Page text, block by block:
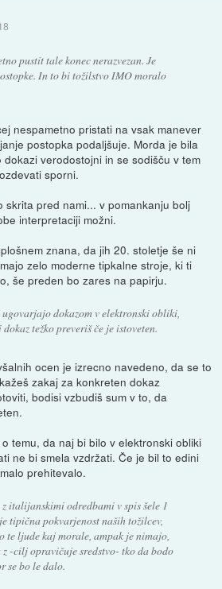
pustit tale konec nerazvezan. Je
In to bi tožilstvo IMO moralo
nespametno pristati na vsak manever
postopka podaljšuje. Morda je bila
verodostojni in se sodišču v tem
sporni.
skrita pred nami... v pomankanju bolj
interpretaciji možni.
znana, da jih 20. stoletje še ni
zelo moderne tipkalne stroje, ki ti
še preden bo zares na papirju.
dokazom v elektronski obliki,
težko preveriš če je istoveten.
ocen je izrecno navedeno, da se to
zakaj za konkreten dokaz
bodisi vzbudiš sum v to, da
temu, da naj bi bilo v elektronski obliki
ne bi smela vzdržati. Če je bil to edini
prehitevalo.
italijanskimi odredbami v spis šele 1
tipična pokvarjenost naših tožilcev,
te ljude kaj morale, ampak je nimajo,
-cilj opravičuje sredstvo- tko da bodo
se bo le dalo.